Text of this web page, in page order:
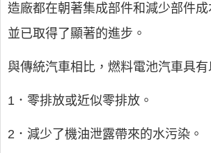
造廠都在朝著集成部件和減少部件成
並已取得了顯著的進步。
與傳統汽車相比，燃料電池汽車具有
1．零排放或近似零排放。
2．減少了機油泄露帶來的水污染。